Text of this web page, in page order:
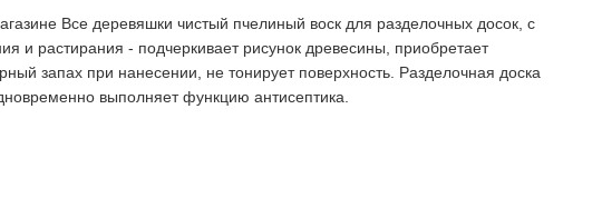
Не использовать при аллергии на продукты пчеловодства.
Нагреть содержимое емкости на водяной бане, так же
Все деревяшки чистый пчелиный воск для разделочных досок, с
и растирания - подчеркивает рисунок древесины, приобретает
запах при нанесении, не тонирует поверхность. Разделочная доска
выполняет функцию антисептика.